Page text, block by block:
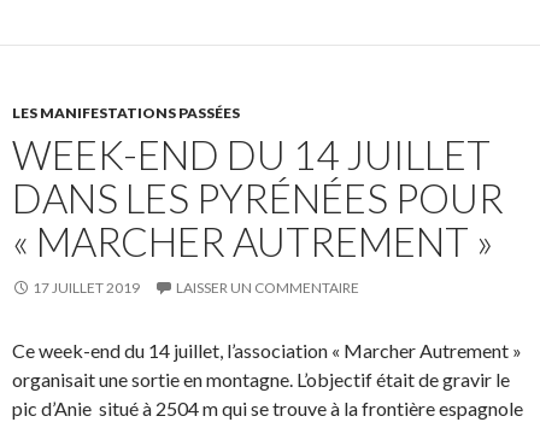
LES MANIFESTATIONS PASSÉES
WEEK-END DU 14 JUILLET
DANS LES PYRÉNÉES POUR
« MARCHER AUTREMENT »
17 JUILLET 2019 LAISSER UN COMMENTAIRE
Ce week-end du 14 juillet, l’association « Marcher Autrement »
organisait une sortie en montagne. L’objectif était de gravir le
pic d’Anie situé à 2504 m qui se trouve à la frontière espagnole